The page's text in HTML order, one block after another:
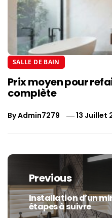
SALLE DE BAIN
Prix moyen pour
complète
ByAdmin7279 13 Juillet
Navigation
l’article
Previous
Previous
post:
Installation d’un
étapes à suivre